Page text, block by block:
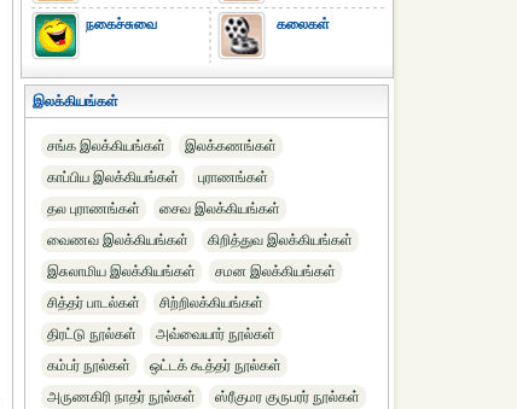
நகைச்சுவை கலைகள்
இலக்கியங்கள்
சங்க இலக்கியங்கள்
இலக்கணங்கள்
காப்பிய இலக்கியங்கள்
புராணங்கள்
தல புராணங்கள்
சைவ இலக்கியங்கள்
வைணவ இலக்கியங்கள்
கிறித்துவ இலக்கியங்கள்
இசுலாமிய இலக்கியங்கள்
சமன இலக்கியங்கள்
சித்தர் பாடல்கள்
சிற்றிலக்கியங்கள்
திரட்டு நூல்கள்
அவ்வையார் நூல்கள்
கம்பர் நூல்கள்
ஒட்டக் கூத்தர் நூல்கள்
அருணகிரி நாதர் நூல்கள்
ஸ்ரீகுமர குருபரர் நூல்கள்